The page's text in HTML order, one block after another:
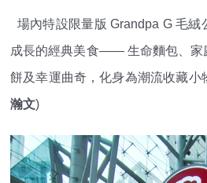
場內特設限量版 Grandpa G 毛絨
成長的經典美食—— 生命麵包、家
餅及幸運曲奇，化身為潮流收藏小
瀚文)